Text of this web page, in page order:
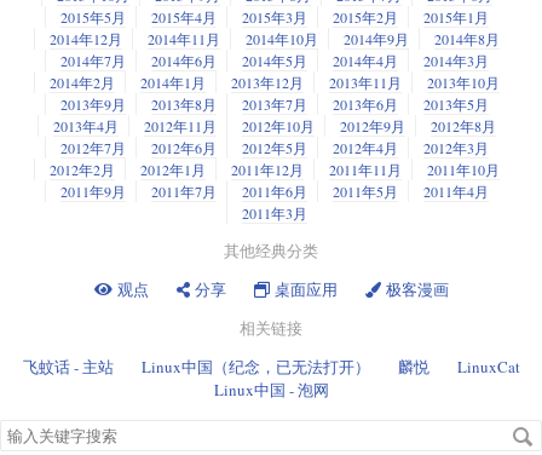
2015年5月
2015年4月 2015年3月 2015年2月
2015年1月
2014年12月
2014年11月 2014年10月 2014年9月
2014年8月
2014年7月
2014年6月 2014年5月 2014年4月
2014年3月
2014年2月
2014年1月 2013年12月 2013年11月
2013年10月
2013年9月
2013年8月 2013年7月 2013年6月
2013年5月
2013年4月
2012年11月 2012年10月 2012年9月
2012年8月
2012年7月
2012年6月 2012年5月 2012年4月
2012年3月
2012年2月
2012年1月 2011年12月 2011年11月
2011年10月
2011年9月
2011年7月 2011年6月 2011年5月
2011年4月
2011年3月
其他经典分类
观点
分享 桌面应用
极客漫画
相关链接
飞蚊话 - 主站
Linux中国（纪念，已无法打开） 麟悦
LinuxCat
Linux中国 - 泡网
搜